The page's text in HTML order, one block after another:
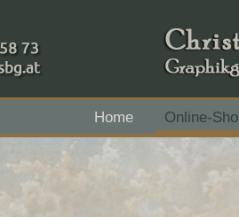
220 58 73
Home
Online-
RAIBA - Flachgau Mitte - IBAN